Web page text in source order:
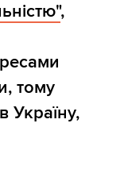
,
тому
Україну,